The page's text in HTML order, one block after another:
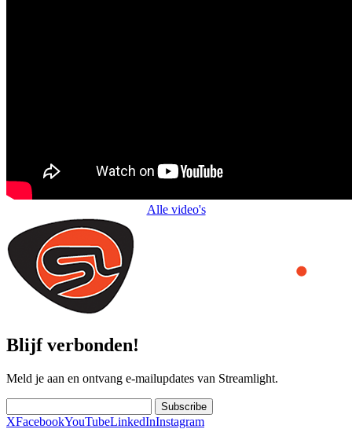
Alle video's
Blijf verbonden!
Meld je aan en ontvang e-mailupdates van Streamlight.
Subscribe
XFacebookYouTubeLinkedInInstagram